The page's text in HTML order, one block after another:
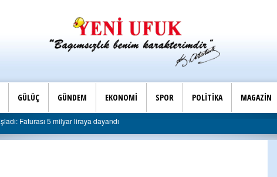
GÜLÜÇ GÜNDEM EKONOMİ SPOR POLİTİKA MAGAZİN
İlçe Başkanlığı’ndan belediyeye sert eleştiri: “Algı siyaseti değil, hizmet belediyeciliği”